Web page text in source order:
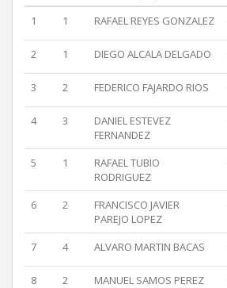
1
1 RAFAEL REYES GONZALEZ
2 1 DIEGO ALCALA DELGADO
3 2 FEDERICO FAJARDO RIOS
4 3
DANIEL ESTEVEZ
FERNANDEZ
5 1
RAFAEL TUBIO
RODRIGUEZ
6 2
FRANCISCO JAVIER
PAREJO LOPEZ
7 4 ALVARO MARTIN BACAS
8 2 MANUEL SAMOS PEREZ